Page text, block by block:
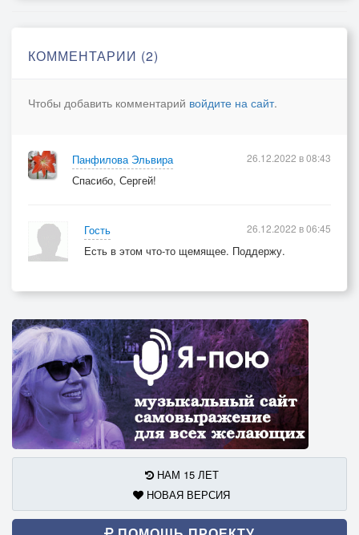
КОММЕНТАРИИ (2)
Чтобы добавить комментарий войдите на сайт.
Панфилова Эльвира
Спасибо, Сергей!
26.12.2022 в 08:43
Гость
Есть в этом что-то щемящее. Поддержу.
26.12.2022 в 06:45
НАМ 15 ЛЕТ
НОВАЯ ВЕРСИЯ